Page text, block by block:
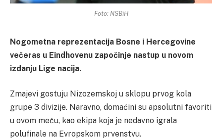
Foto: NSBiH
Nogometna reprezentacija Bosne i Hercegovine
večeras u Eindhovenu započinje nastup u novom
izdanju Lige nacija.
Zmajevi gostuju Nizozemskoj u sklopu prvog kola
grupe 3 divizije. Naravno, domaćini su apsolutni favoriti
u ovom meču, kao ekipa koja je nedavno igrala
polufinale na Evropskom prvenstvu.